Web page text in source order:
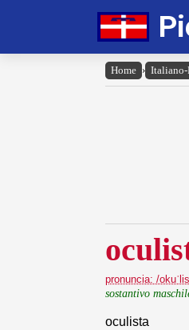
Home › Italiano-
pronuncia: /
sostantivo
oculista